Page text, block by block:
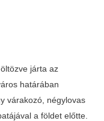
járta az
határában
várakozó, négylovas
a földet előtte.